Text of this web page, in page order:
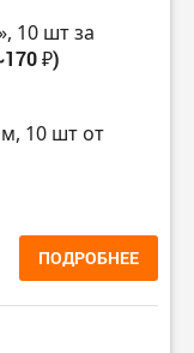
10 шт за
₽)
10 шт от
ПОДРОБНЕЕ